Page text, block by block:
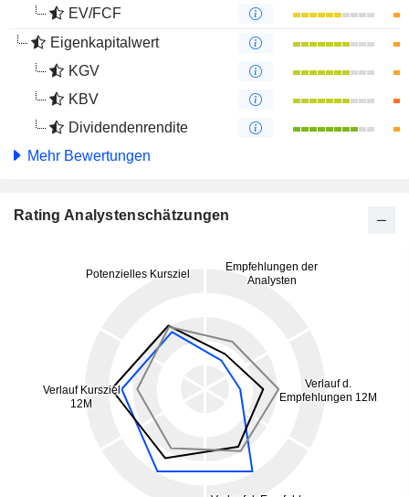
EV/FCF
Eigenkapitalwert
KGV
KBV
Dividendenrendite
Mehr Bewertungen
Rating Analystenschätzungen